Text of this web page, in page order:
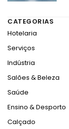
CATEGORIAS
Hotelaria
Serviços
Indústria
Salões & Beleza
Saúde
Ensino & Desporto
Calçado